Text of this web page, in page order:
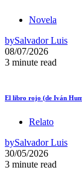
Novela
bySalvador Luis
08/07/2026
3 minute read
El libro rojo (de Iván
Relato
bySalvador Luis
30/05/2026
3 minute read